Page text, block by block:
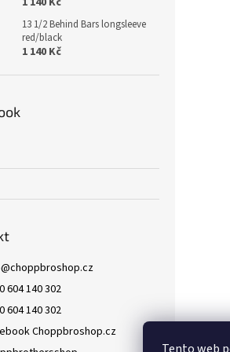
13 1/2 Behind Bars longsleeve
red/black
1 140 Kč
@choppbroshop.cz
604 140 302
604 140 302
Choppbroshop.cz